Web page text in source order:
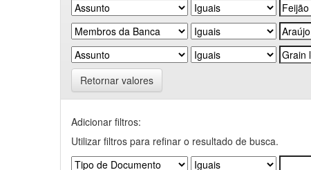
Retornar valores
Adicionar filtros:
Utilizar filtros para refinar o resultado de busca.